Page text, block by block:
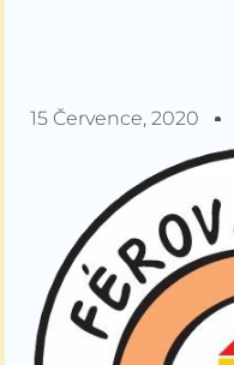
15 Července, 2020